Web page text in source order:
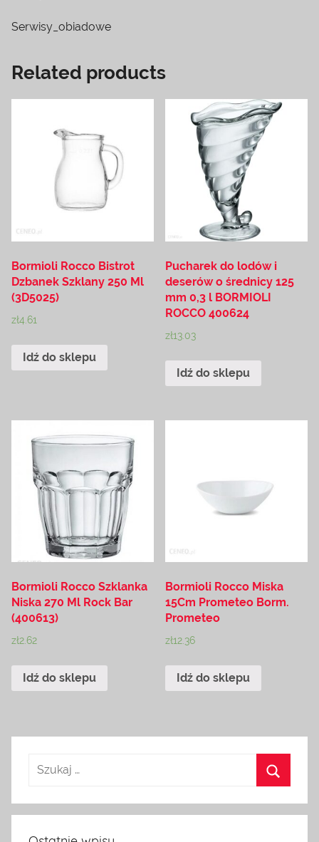
Serwisy_obiadowe
Related products
Bormioli Rocco Bistrot
Dzbanek Szklany 250 Ml
(3D5025)
zł4.61
Idź do sklepu
Pucharek do lodów i
deserów o średnicy 125
mm 0,3 l BORMIOLI
ROCCO 400624
zł13.03
Idź do sklepu
Bormioli Rocco Szklanka
Niska 270 Ml Rock Bar
(400613)
zł2.62
Idź do sklepu
Bormioli Rocco Miska
15Cm Prometeo Borm.
Prometeo
zł12.36
Idź do sklepu